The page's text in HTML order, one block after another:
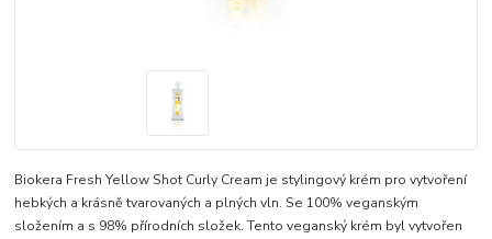
Biokera Fresh Yellow Shot Curly Cream je stylingový krém pro vytvoření
hebkých a krásně tvarovaných a plných vln. Se 100% veganským
složením a s 98% přírodních složek. Tento veganský krém byl vytvořen